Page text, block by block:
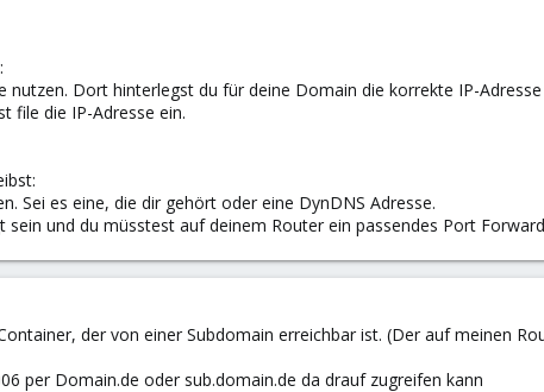
nutzen. Dort hinterlegst du für deine Domain die korrekte IP-
file die IP-Adresse ein.
Sei es eine, die dir gehört oder eine DynDNS Adresse.
und du müsstest auf deinem Router ein passendes Port
der von einer Subdomain erreichbar ist. (Der auf meinen
per Domain.de oder sub.domain.de da drauf zugreifen kann